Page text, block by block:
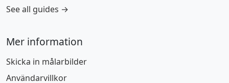
See all guides →
Mer information
Skicka in målarbilder
Användarvillkor